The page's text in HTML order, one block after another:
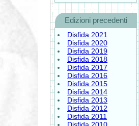
Edizioni precedenti
Disfida 2021
Disfida 2020
Disfida 2019
Disfida 2018
Disfida 2017
Disfida 2016
Disfida 2015
Disfida 2014
Disfida 2013
Disfida 2012
Disfida 2011